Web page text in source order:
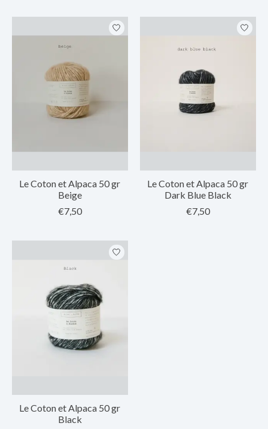
Le Coton et Alpaca 50 gr
Beige
€7,50
Le Coton et Alpaca 50 gr
Dark Blue Black
€7,50
Le Coton et Alpaca 50 gr
Black